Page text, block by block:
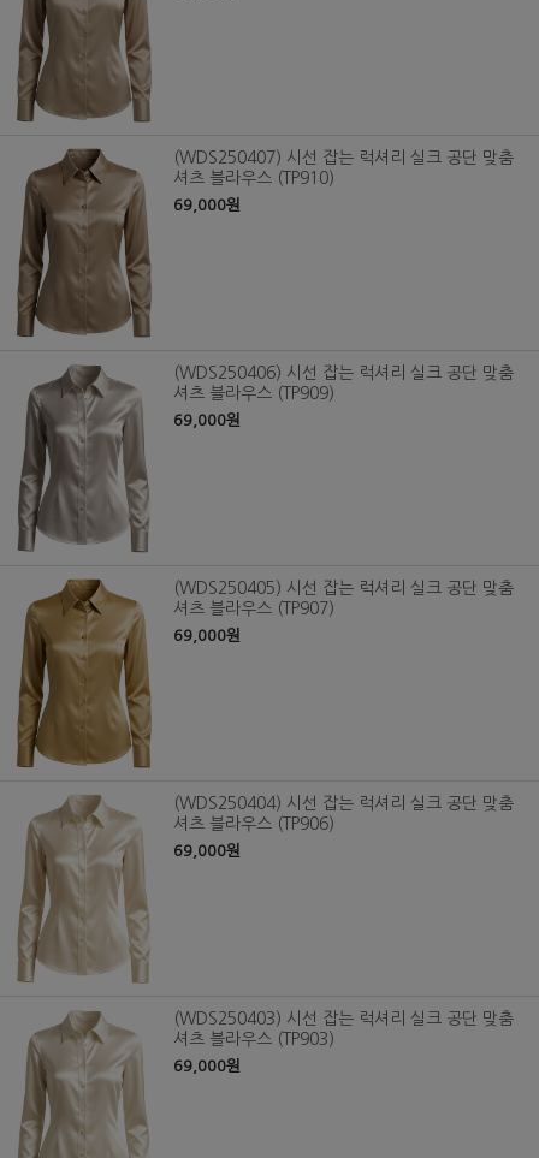
(WDS250407) 시선 잡는 럭셔리 실크 공단 맞춤
셔츠 블라우스 (TP910)
69,000원
(WDS250406) 시선 잡는 럭셔리 실크 공단 맞춤
셔츠 블라우스 (TP909)
69,000원
(WDS250405) 시선 잡는 럭셔리 실크 공단 맞춤
셔츠 블라우스 (TP907)
69,000원
(WDS250404) 시선 잡는 럭셔리 실크 공단 맞춤
셔츠 블라우스 (TP906)
69,000원
(WDS250403) 시선 잡는 럭셔리 실크 공단 맞춤
셔츠 블라우스 (TP903)
69,000원